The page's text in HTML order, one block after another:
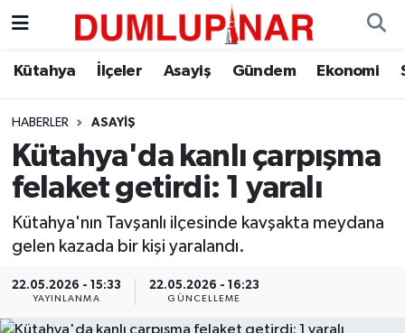
Kütahya İlçeler Asayiş Gündem Ekonomi
HABERLER ASAYIŞ
Kütahya'da kanlı çarpışma
felaket getirdi: 1 yaralı
Kütahya'nın Tavşanlı ilçesinde kavşakta meydana
gelen kazada bir kişi yaralandı.
22.05.2026 - 15:33
YAYINLANMA
22.05.2026 - 16:23
GÜNCELLEME
Asayiş
Diğer
Dünya
Ekonomi
Eleman
Kütahya Hava Durumu
Kütahya Trafik Yoğunluk Haritası
Süper Lig Puan Durumu ve Fikstür
Tüm Manşetler
Son Dakika Haberleri
Haber Arşivi